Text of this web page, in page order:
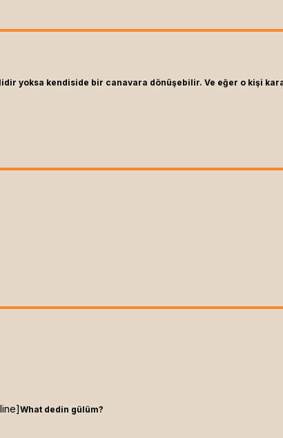
yoksa kendiside bir canavara dönüşebilir. Ve eğer o kişi
What dedin gülüm?